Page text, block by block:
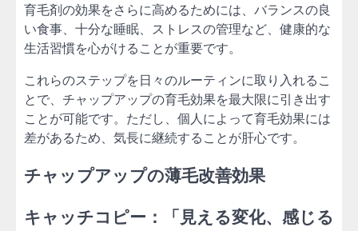
育毛剤の効果をさらに高めるためには、バランスの良
い食事、十分な睡眠、ストレスの管理など、健康的な
生活習慣を心がけることが重要です。
これらのステップを日々のルーティンに取り入れるこ
とで、チャップアップの育毛効果を最大限に引き出す
ことが可能です。ただし、個人によって育毛効果には
差があるため、気長に継続することが肝心です。
チャップアップの薄毛改善効果
キャッチコピー：「見える変化、感じる